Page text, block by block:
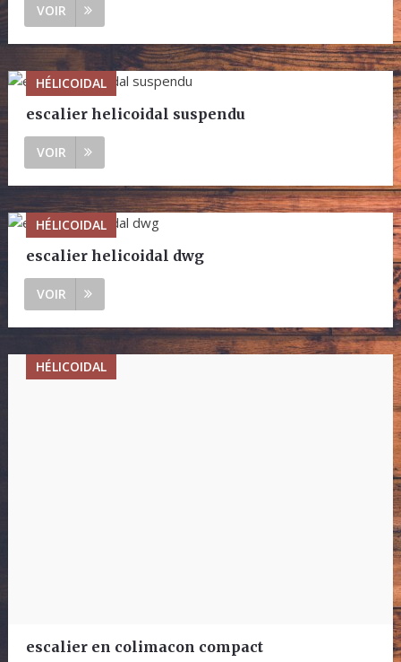
VOIR
HÉLICOIDAL
escalier helicoidal suspendu
VOIR
HÉLICOIDAL
escalier helicoidal dwg
VOIR
HÉLICOIDAL
escalier en colimacon compact